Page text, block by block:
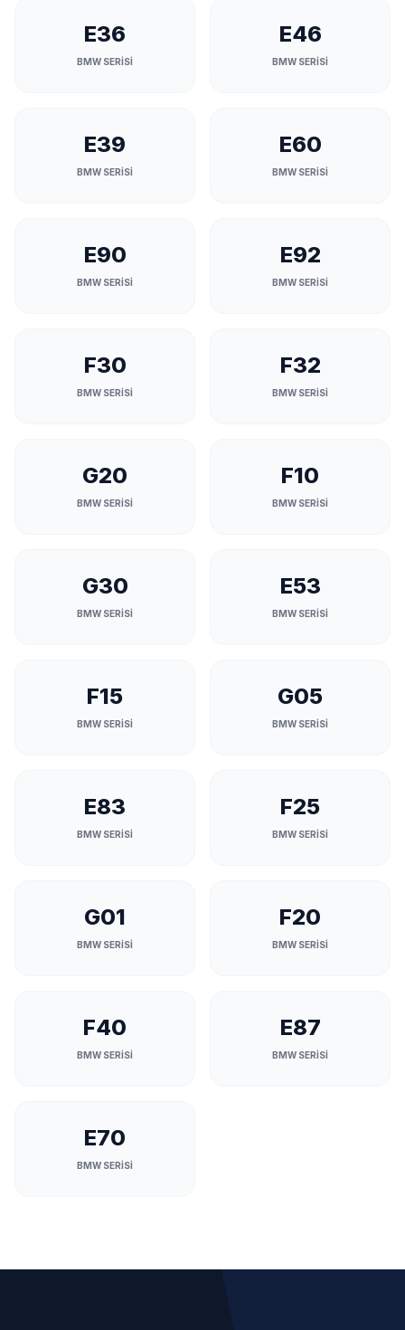
E36
BMW SERİSİ
E46
BMW SERİSİ
E39
BMW SERİSİ
E60
BMW SERİSİ
E90
BMW SERİSİ
E92
BMW SERİSİ
F30
BMW SERİSİ
F32
BMW SERİSİ
G20
BMW SERİSİ
F10
BMW SERİSİ
G30
BMW SERİSİ
E53
BMW SERİSİ
F15
BMW SERİSİ
G05
BMW SERİSİ
E83
BMW SERİSİ
F25
BMW SERİSİ
G01
BMW SERİSİ
F20
BMW SERİSİ
F40
BMW SERİSİ
E87
BMW SERİSİ
E70
BMW SERİSİ